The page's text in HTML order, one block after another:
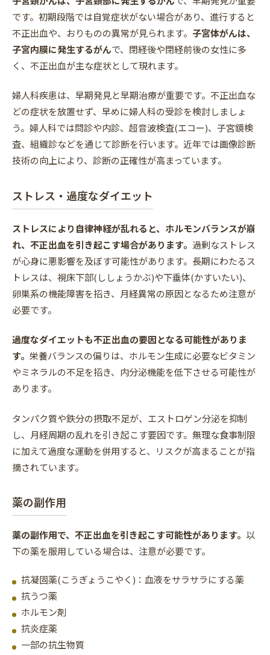
です。初期段階では自覚症状がない場合があり、進行すると
不正出血や、おりものの異常が見られます。 子宮体がんは、
子宮内膜に発生するがんで、閉経後や閉経前後の女性に多
く、不正出血が主な症状として現れます。
婦人科疾患は、早期発見と早期治療が重要です。不正出血な
どの症状を放置せず、早めに婦人科の受診を検討しましょ
う。婦人科では問診や内診、超音波検査(エコー)、子宮鏡検
査、組織診などを通じて診断を行います。近年では画像診断
技術の向上により、診断の正確性が高まっています。
ストレス・過度なダイエット
ストレスにより自律神経が乱れると、ホルモンバランスが崩
れ、不正出血を引き起こす場合があります。 過剰なストレス
が心身に悪影響を及ぼす可能性があります。長期にわたるス
トレスは、視床下部(ししょうかぶ)や下垂体(かすいたい)、
卵巣系の機能障害を招き、月経異常の原因となるため注意が
必要です。
過度なダイエットも不正出血の要因となる可能性がありま
す。 栄養バランスの偏りは、ホルモン生成に必要なビタミン
やミネラルの不足を招き、内分泌機能を低下させる可能性が
あります。
タンパク質や鉄分の摂取不足が、エストロゲン分泌を抑制
し、月経周期の乱れを引き起こす要因です。無理な食事制限
に加えて過度な運動を併用すると、リスクが高まることが指
摘されています。
薬の副作用
薬の副作用で、不正出血を引き起こす可能性があります。 以
下の薬を服用している場合は、注意が必要です。
抗凝固薬(こうぎょうこやく)：血液をサラサラにする薬
抗うつ薬
ホルモン剤
抗炎症薬
一部の抗生物質